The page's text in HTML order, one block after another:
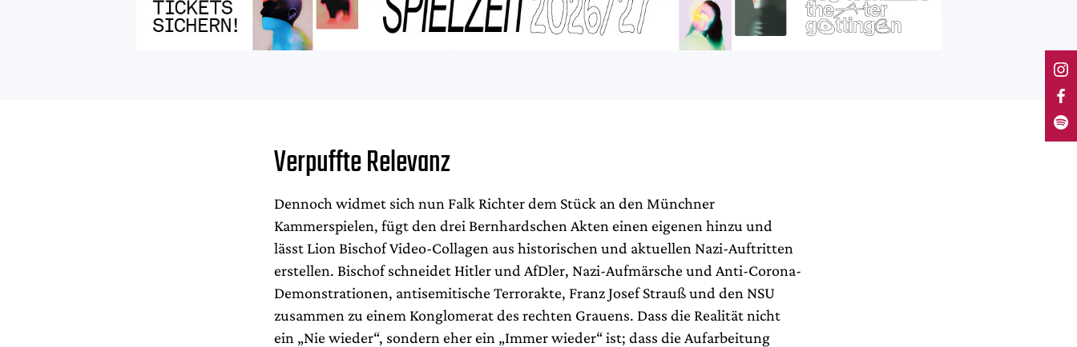
Verpuffte Relevanz
Dennoch widmet sich nun Falk Richter dem Stück an den Münchner
Kammerspielen, fügt den drei Bernhardschen Akten einen eigenen hinzu und
lässt Lion Bischof Video-Collagen aus historischen und aktuellen Nazi-Auftritten
erstellen. Bischof schneidet Hitler und AfDler, Nazi-Aufmärsche und Anti-Corona-
Demonstrationen, antisemitische Terrorakte, Franz Josef Strauß und den NSU
zusammen zu einem Konglomerat des rechten Grauens. Dass die Realität nicht
ein „Nie wieder“, sondern eher ein „Immer wieder“ ist; dass die Aufarbeitung